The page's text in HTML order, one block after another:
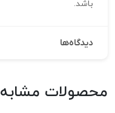
باشد.
دیدگاه‌ها
محصولات مشابه